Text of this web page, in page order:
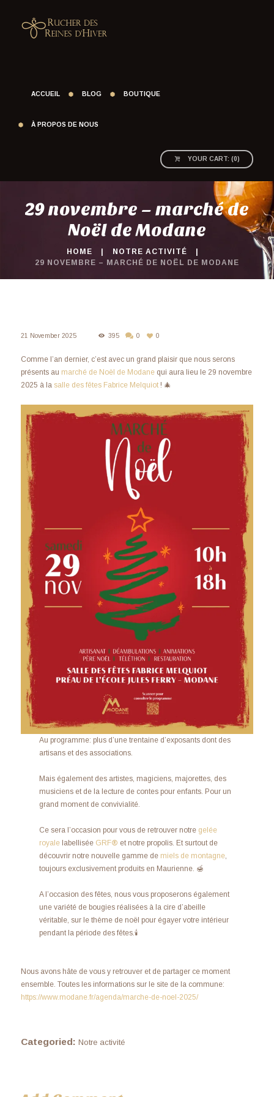
ACCUEIL BLOG BOUTIQUE
À PROPOS DE NOUS
YOUR CART: (0)
29 novembre – marché de
Noël de Modane
HOME
NOTRE ACTIVITÉ
29 NOVEMBRE – MARCHÉ DE NOËL DE MODANE
21 November 2025 395 0 0
Comme l’an dernier, c’est avec un grand plaisir que nous serons
présents au marché de Noël de Modanequi aura lieu le 29 novembre
2025 à la salle des fêtes Fabrice Melquiot! 🎄
Au programme: plus d’une trentaine d’exposants dont des
artisans et des associations.
Mais également des artistes, magiciens, majorettes, des
musiciens et de la lecture de contes pour enfants. Pour un
grand moment de convivialité.
Ce sera l’occasion pour vous de retrouver notre gelée
royale labellisée GRF® et notre propolis. Et surtout de
découvrir notre nouvelle gamme de miels de montagne,
toujours exclusivement produits en Maurienne. 🍯
A l’occasion des fêtes, nous vous proposerons également
une variété de bougies réalisées à la cire d’abeille
véritable, sur le thème de noël pour égayer votre intérieur
pendant la période des fêtes.🕯️
Nous avons hâte de vous y retrouver et de partager ce moment
ensemble. Toutes les informations sur le site de la commune:
https://www.modane.fr/agenda/marche-de-noel-2025/
Categoried: Notre activité